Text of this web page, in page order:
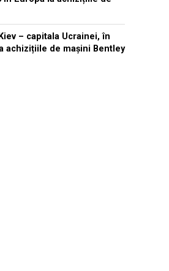
Kiev – capitala Ucrainei, în
achizițiile de mașini Bentley